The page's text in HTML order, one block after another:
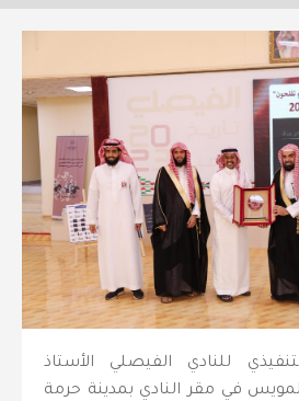
للنادي الفيصلي الأستاذ
في مقر النادي بمدينة حرمة